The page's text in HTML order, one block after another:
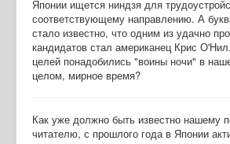
Японии ищется ниндзя для
соответствующему направлению. А
стало известно, что одним из удачно
кандидатов стал американец Крис
целей понадобились "воины ночи" в
целом, мирное время?
Как уже должно быть известно нашему
читателю, с прошлого года в Японии